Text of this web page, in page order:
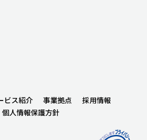
ビス紹介 事業拠点
採用情報
個人情報保護方針